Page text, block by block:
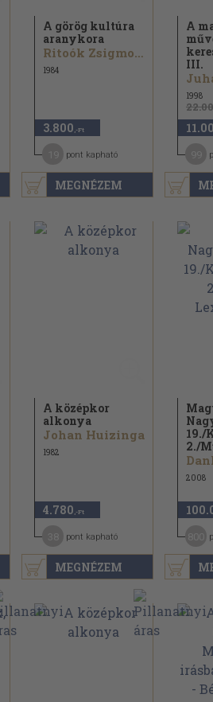
MEGNÉZEM
A görög kultúra
aranykora
Ritoók Zsigmond...
1984
3.800 ,-Ft
pont kapható
A
III.
1998
MEGNÉZEM
A középkor
alkonya
Johan Huizinga
1982
4.780 ,-Ft
pont kapható
19./
2./
2008